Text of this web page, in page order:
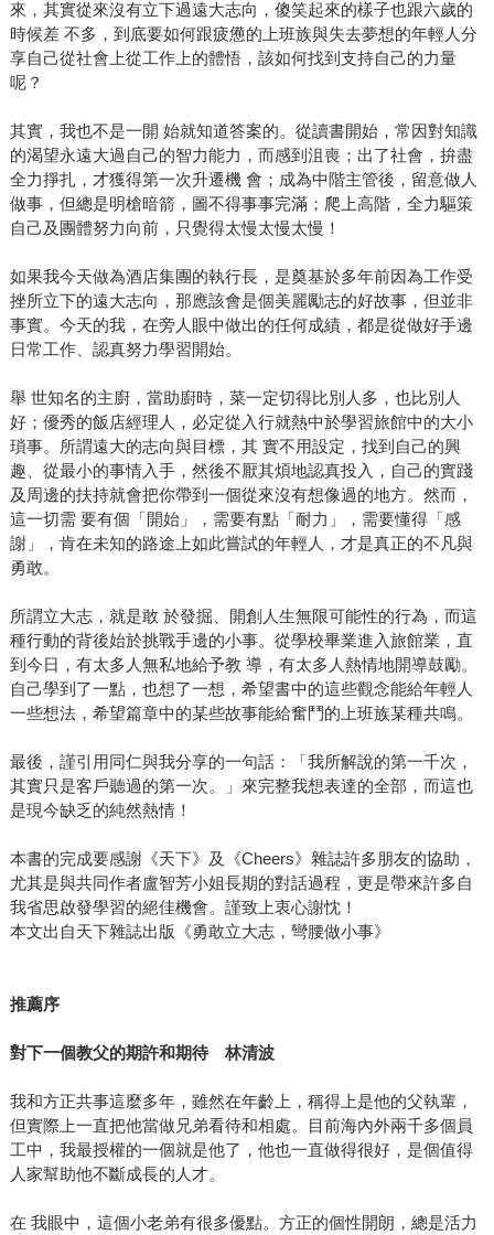
來，其實從來沒有立下過遠大志向，傻笑起來的樣子也跟六歲的
時候差 不多，到底要如何跟疲憊的上班族與失去夢想的年輕人分
享自己從社會上從工作上的體悟，該如何找到支持自己的力量
呢？
其實，我也不是一開 始就知道答案的。從讀書開始，常因對知識
的渴望永遠大過自己的智力能力，而感到沮喪；出了社會，拚盡
全力掙扎，才獲得第一次升遷機 會；成為中階主管後，留意做人
做事，但總是明槍暗箭，圖不得事事完滿；爬上高階，全力驅策
自己及團體努力向前，只覺得太慢太慢太慢！
如果我今天做為酒店集團的執行長，是奠基於多年前因為工作受
挫所立下的遠大志向，那應該會是個美麗勵志的好故事，但並非
事實。今天的我，在旁人眼中做出的任何成績，都是從做好手邊
日常工作、認真努力學習開始。
舉 世知名的主廚，當助廚時，菜一定切得比別人多，也比別人
好；優秀的飯店經理人，必定從入行就熱中於學習旅館中的大小
瑣事。所謂遠大的志向與目標，其 實不用設定，找到自己的興
趣、從最小的事情入手，然後不厭其煩地認真投入，自己的實踐
及周邊的扶持就會把你帶到一個從來沒有想像過的地方。然而，
這一切需 要有個「開始」，需要有點「耐力」，需要懂得「感
謝」，肯在未知的路途上如此嘗試的年輕人，才是真正的不凡與
勇敢。
所謂立大志，就是敢 於發掘、開創人生無限可能性的行為，而這
種行動的背後始於挑戰手邊的小事。從學校畢業進入旅館業，直
到今日，有太多人無私地給予教 導，有太多人熱情地開導鼓勵。
自己學到了一點，也想了一想，希望書中的這些觀念能給年輕人
一些想法，希望篇章中的某些故事能給奮鬥的上班族某種共鳴。
最後，謹引用同仁與我分享的一句話：「我所解說的第一千次，
其實只是客戶聽過的第一次。」來完整我想表達的全部，而這也
是現今缺乏的純然熱情！
本書的完成要感謝《天下》及《Cheers》雜誌許多朋友的協助，
尤其是與共同作者盧智芳小姐長期的對話過程，更是帶來許多自
我省思啟發學習的絕佳機會。謹致上衷心謝忱！
本文出自天下雜誌出版《勇敢立大志，彎腰做小事》
推薦序
對下一個教父的期許和期待 林清波
我和方正共事這麼多年，雖然在年齡上，稱得上是他的父執輩，
但實際上一直把他當做兄弟看待和相處。目前海內外兩千多個員
工中，我最授權的一個就是他了，他也一直做得很好，是個值得
人家幫助他不斷成長的人才。
在 我眼中，這個小老弟有很多優點。方正的個性開朗，總是活力